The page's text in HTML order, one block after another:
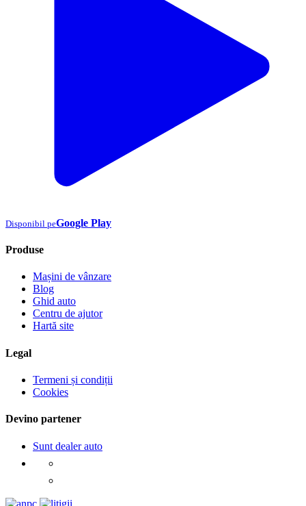
Disponibil peGoogle Play
Produse
Mașini de vânzare
Blog
Ghid auto
Centru de ajutor
Hartă site
Legal
Termeni și condiții
Cookies
Devino partener
Sunt dealer auto